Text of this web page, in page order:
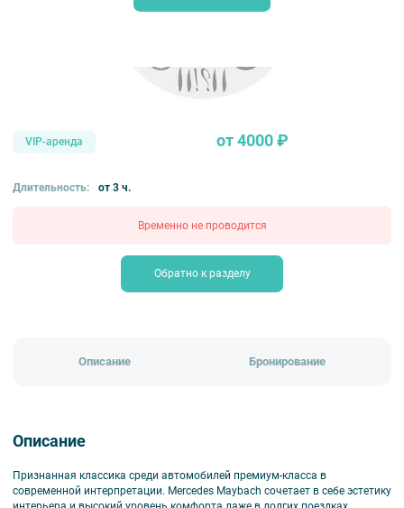
VIP-аренда от 4000 ₽
Длительность: от 3 ч.
Временно не проводится
Обратно к разделу
Описание Бронирование
Описание
Признанная классика среди автомобилей премиум-класса в
современной интерпретации. Mercedes Maybach сочетает в себе эстетику